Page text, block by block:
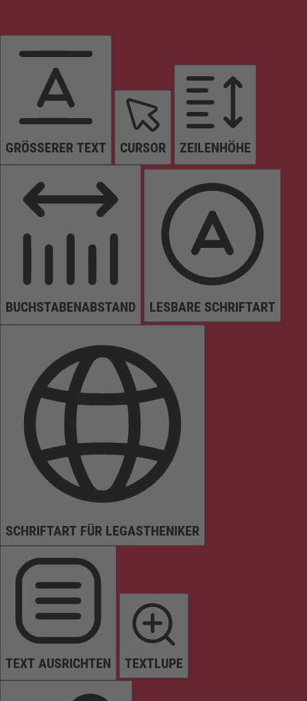
GRÖSSERER TEXT CURSOR ZEILENHÖHE
BUCHSTABENABSTAND LESBARE SCHRIFTART
SCHRIFTART FÜR LEGASTHENIKER
TEXT AUSRICHTEN TEXTLUPE